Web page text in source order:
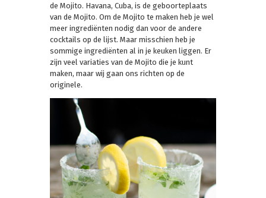
de Mojito. Havana, Cuba, is de geboorteplaats
van de Mojito. Om de Mojito te maken heb je wel
meer ingrediënten nodig dan voor de andere
cocktails op de lijst. Maar misschien heb je
sommige ingrediënten al in je keuken liggen. Er
zijn veel variaties van de Mojito die je kunt
maken, maar wij gaan ons richten op de
originele.